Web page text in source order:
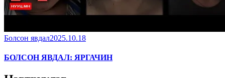
Болсон явдал2025.10.18
БОЛСОН ЯВДАЛ: ЯРГАЧИН